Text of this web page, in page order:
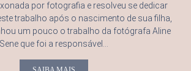
por fotografia e resolveu se dedicar
trabalho após o nascimento de sua filha,
um pouco o trabalho da fotógrafa Aline
Sene que foi a responsável...